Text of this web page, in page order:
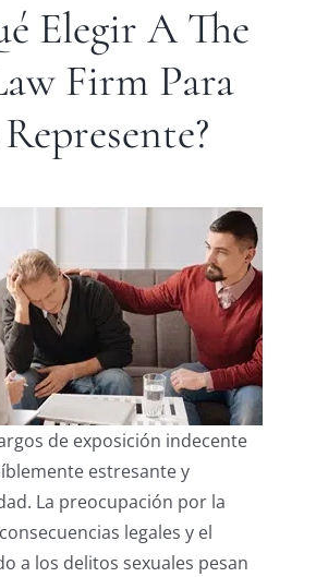
Elegir A The
Firm Para
de exposición indecente
estresante y
La preocupación por la
legales y el
a los delitos sexuales pesan